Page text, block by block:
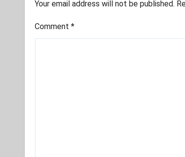
Your email address will not be published.
Comment *